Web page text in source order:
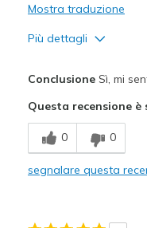
Mostra traduzione
Più dettagli
Breathe Well
Comfortable
ConclusioneSì, mi
Questa recensione
0 0
segnalare questa